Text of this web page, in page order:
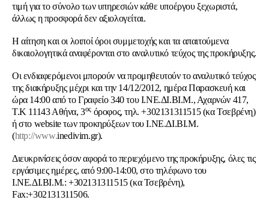
τιμή για το σύνολο των υπηρεσιών κάθε υποέργου ξεχωριστά,
άλλως η προσφορά δεν αξιολογείται.
Η αίτηση και οι λοιποί όροι συμμετοχής και τα απαιτούμενα
δικαιολογητικά αναφέρονται στο αναλυτικό τεύχος της προκήρυξης.
Οι ενδιαφερόμενοι μπορούν να προμηθευτούν το αναλυτικό τεύχος
της διακήρυξης μέχρι και την 14/12/2012, ημέρα Παρασκευή και
ώρα 14:00 από το Γραφείο 340 του Ι.ΝΕ.ΔΙ.ΒΙ.Μ., Αχαρνών 417,
Τ.Κ 11143 Αθήνα, 3ος όροφος, τηλ. +302131311515 (κα Τσεβρένη)
ή στο website των προκηρύξεων του Ι.ΝΕ.ΔΙ.ΒΙ.Μ.
(http://www.inedivim.gr).
Διευκρινίσεις όσον αφορά το περιεχόμενο της προκήρυξης, όλες τις
εργάσιμες ημέρες, από 9:00-14:00, στο τηλέφωνο του
Ι.ΝΕ.ΔΙ.ΒΙ.Μ.: +302131311515 (κα Τσεβρένη),
Fax:+302131311506.